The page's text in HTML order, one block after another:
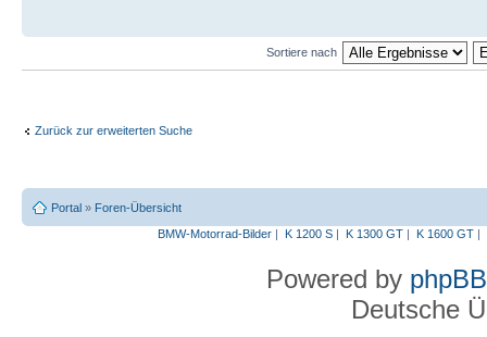
Sortiere nach
Zurück zur erweiterten Suche
Portal » Foren-Übersicht
BMW-Motorrad-Bilder| K 1200 S| K 1300 GT| K 1600 GT|
Powered by phpBB
Deutsche